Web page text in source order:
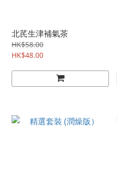
北芪生津補氣茶
HK$58.00
HK$48.00